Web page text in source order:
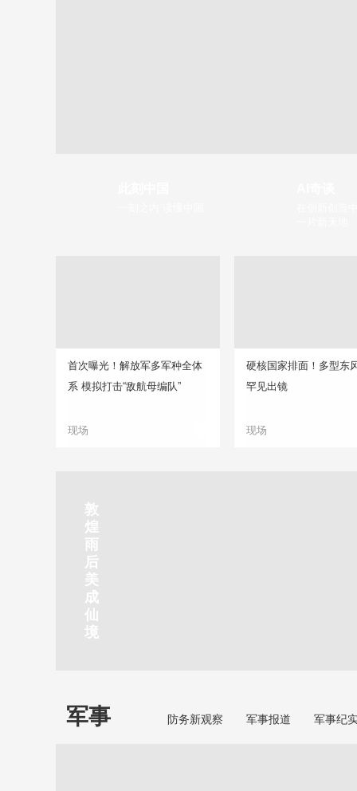
首次曝光！解放军多军种全体
系 模拟打击“敌航母编队”
现场
硬核国家排面！多型东
罕见出镜
现场
静赏京娘湖
京娘湖位于邯郸武安市口上村北，常年平均气温19摄氏度，夏
吉
林
市
北
山
公
园
云
探
古
北
水
镇
南
京
玄
武
湖
景
区
焦
作
红
石
峡
秦
皇
岛
金
梦
海
湾
剑
川
下
梅
岭
瀑
布
烟
雨
齐
云
山
敦
煌
雨
后
美
成
仙
境
军事 防务新观察 军事报道 军事纪